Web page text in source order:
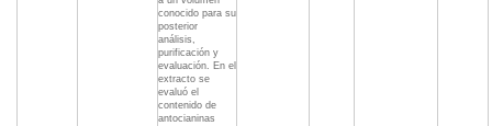
conocido para su
posterior
análisis,
purificación y
evaluación. En el
extracto se
evaluó el
contenido de
antocianinas